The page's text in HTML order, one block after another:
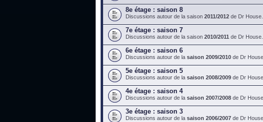
8e étage : saison 8
Discussions autour de la saison 2011/2012 de Dr House.
7e étage : saison 7
Discussions autour de la saison 2010/2011 de Dr House.
6e étage : saison 6
Discussions autour de la saison 2009/2010 de Dr House.
5e étage : saison 5
Discussions autour de la saison 2008/2009 de Dr House.
4e étage : saison 4
Discussions autour de la saison 2007/2008 de Dr House.
3e étage : saison 3
Discussions autour de la saison 2006/2007 de Dr House.